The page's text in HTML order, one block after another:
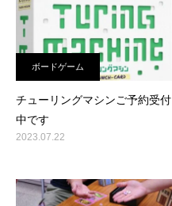
ボードゲーム
チューリングマシンご予約受付
中です
2023.07.22